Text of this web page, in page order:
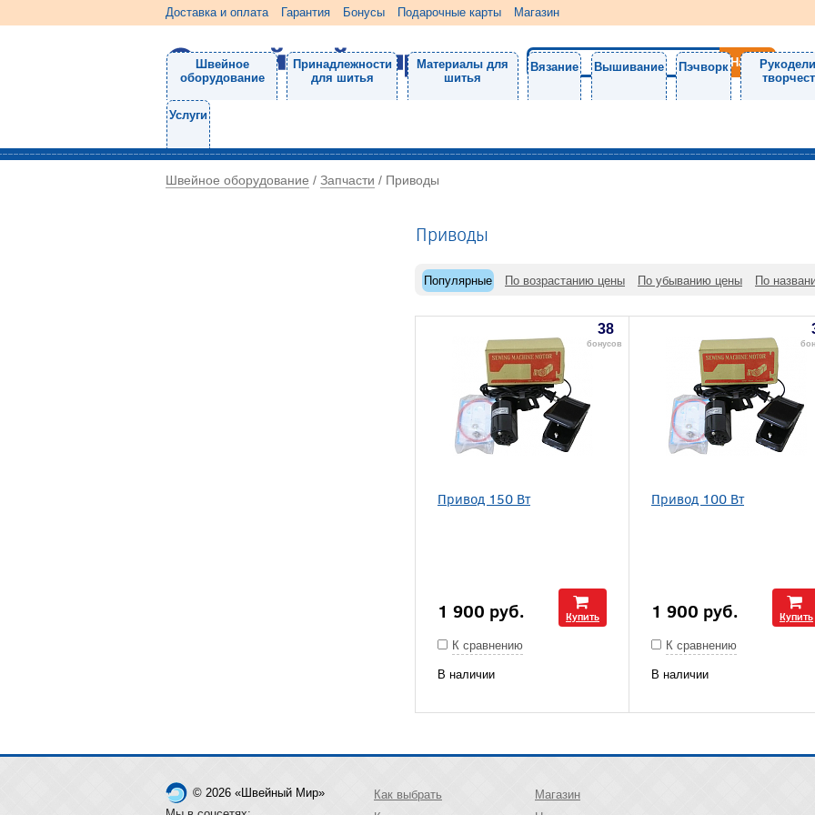
Доставка и оплата Гарантия Бонусы Подарочные карты Магазин
Швейное
оборудование
Принадлежности
для шитья
Материалы для
шитья
Вязание Вышивание Пэчворк
Услуги
Швейное оборудование / Запчасти / Приводы
Приводы
Популярные По возрастанию цены По убыванию цены По
38
бонусов
Привод 150 Вт
1 900 руб. Купить
К сравнению
В наличии
Привод 100 Вт
1 900 руб. Купить
К сравнению
В наличии
© 2026 «Швейный Мир»
Как выбрать
Магазин